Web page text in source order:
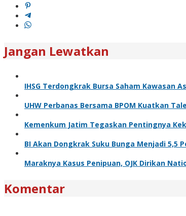
Jangan Lewatkan
IHSG Terdongkrak Bursa Saham Kawasan
UHW Perbanas Bersama BPOM Kuatkan
Kemenkum Jatim Tegaskan Pentingnya
BI Akan Dongkrak Suku Bunga Menjadi 5,5
Maraknya Kasus Penipuan, OJK Dirikan
Komentar